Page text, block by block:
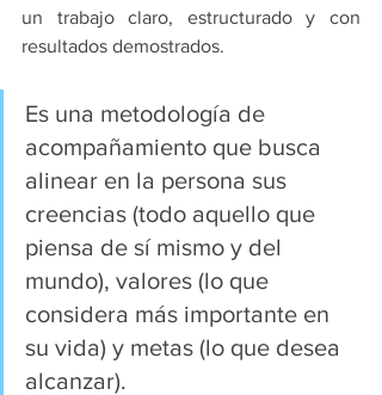
un trabajo claro, estructurado y con
resultados demostrados.
Es una metodología de
acompañamiento que busca
alinear en la persona sus
creencias (todo aquello que
piensa de sí mismo y del
mundo), valores (lo que
considera más importante en
su vida) y metas (lo que desea
alcanzar).